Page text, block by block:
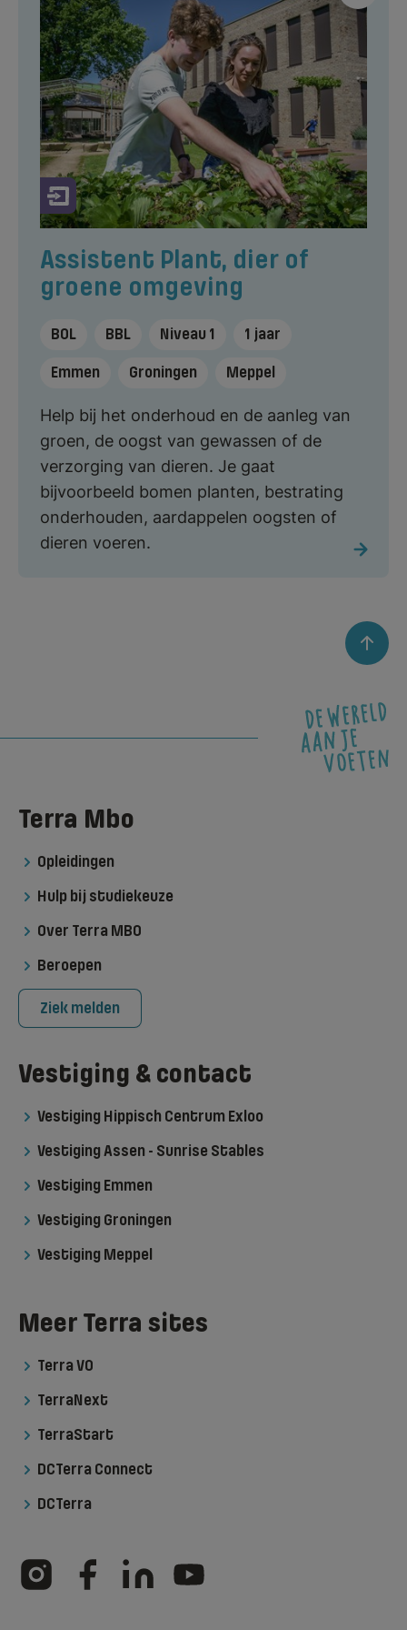
Assistent Plant, dier of
groene omgeving
BOL BBL Niveau 1 1 jaar
Emmen Groningen Meppel
Help bij het onderhoud en de aanleg van
groen, de oogst van gewassen of de
verzorging van dieren. Je gaat
bijvoorbeeld bomen planten, bestrating
onderhouden, aardappelen oogsten of
dieren voeren.
Terra Mbo
Opleidingen
Hulp bij studiekeuze
Over Terra MBO
Beroepen
Ziek melden
Vestiging & contact
Vestiging Hippisch Centrum Exloo
Vestiging Assen - Sunrise Stables
Vestiging Emmen
Vestiging Groningen
Vestiging Meppel
Meer Terra sites
Terra VO
TerraNext
TerraStart
DCTerra Connect
DCTerra